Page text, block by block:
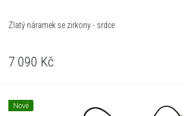
Zlatý náramek se zirkony - srdce
7 090 Kč
Nové